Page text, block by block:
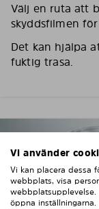
Välj en ruta att
skyddsfilmen
Det kan hjälpa
fuktig trasa.
Vi använder
Vi kan placera dessa
webbplats, visa
webbplatsupplevelse.
öppna inställningarna.